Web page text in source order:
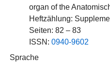
organ of the
Heftzählung:
Seiten: 82 – 83
ISSN: 0940-9602
Sprache